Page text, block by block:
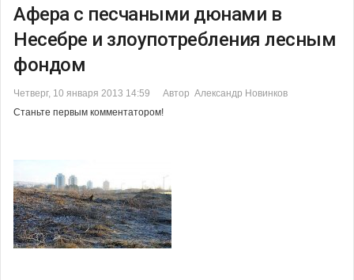
Афера с песчаными дюнами в
Несебре и злоупотребления лесным
фондом
Четверг, 10 января 2013 14:59
Автор Александр Новинков
Станьте первым комментатором!